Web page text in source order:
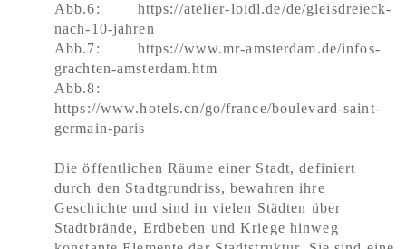
Abb.6: https://atelier-loidl.de/de/gleisdreieck-
nach-10-jahren
Abb.7: https://www.mr-amsterdam.de/infos-
grachten-amsterdam.htm
Abb.8:
https://www.hotels.cn/go/france/boulevard-saint-
germain-paris
Die öffentlichen Räume einer Stadt, definiert
durch den Stadtgrundriss, bewahren ihre
Geschichte und sind in vielen Städten über
Stadtbrände, Erdbeben und Kriege hinweg